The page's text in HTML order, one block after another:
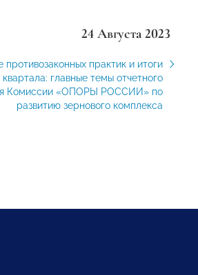
24 Августа 2023
практик и итоги
квартала: главные темы отчетного
Комиссии «ОПОРЫ РОССИИ» по
развитию зернового комплекса